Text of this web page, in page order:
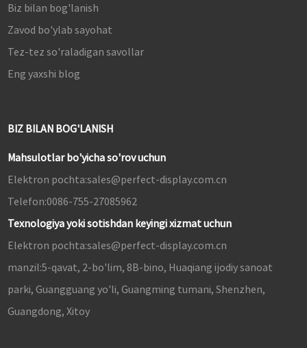
Biz bilan bog'lanish
Zavod bo'ylab sayohat
Tez-tez so'raladigan savollar
Eng yaxshi blog
BIZ BILAN BOG'LANISH
Mahsulotlar bo'yicha so'rov uchun
Elektron pochta:sales@perfect-display.com.cn
Telefon:0086-755-27085962
Texnologiya yoki sotishdan keyingi xizmat uchun
Elektron pochta:sales@perfect-display.com.cn
manzil:5-qavat, 2-bo'lim, 8B-bino, Huaqiang ijodiy sanoat
parki, Guangguang yo'li, Guangming tumani, Shenzhen,
Guangdong, Xitoy